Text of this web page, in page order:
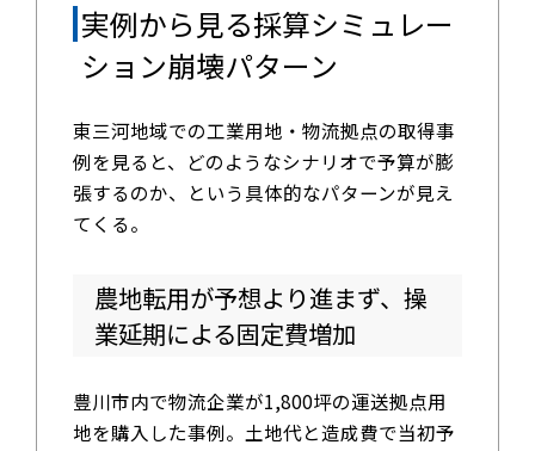
実例から見る採算シミュレー
ション崩壊パターン
東三河地域での工業用地・物流拠点の取得事
例を見ると、どのようなシナリオで予算が膨
張するのか、という具体的なパターンが見え
てくる。
農地転用が予想より進まず、操
業延期による固定費増加
豊川市内で物流企業が1,800坪の運送拠点用
地を購入した事例。土地代と造成費で当初予